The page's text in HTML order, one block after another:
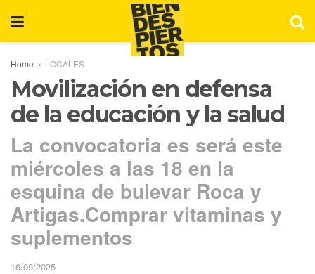
Home LOCALES
Movilización en defensa
de la educación y la salud
La convocatoria es será este
miércoles a las 18 en la
esquina de bulevar Roca y
Artigas.Comprar vitaminas y
suplementos
16/09/2025